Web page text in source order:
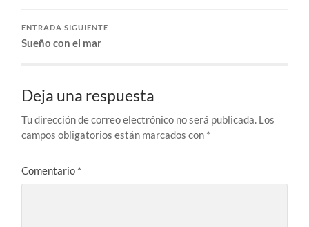
ENTRADA SIGUIENTE
Sueño con el mar
Deja una respuesta
Tu dirección de correo electrónico no será publicada. Los
campos obligatorios están marcados con *
Comentario *